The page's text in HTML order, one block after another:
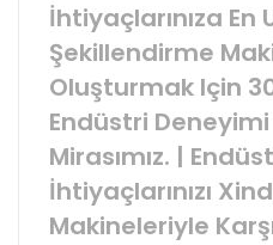
İhtiyaçlarınıza En
Şekillendirme
Oluşturmak Için 30
Endüstri
Mirasımız. |
İhtiyaçlarınızı
Makineleriyle